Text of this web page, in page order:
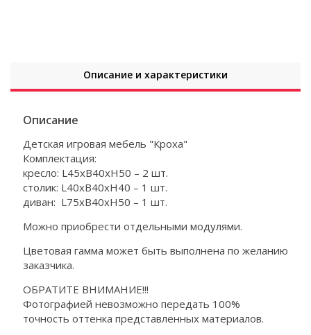
Описание и характеристики
Описание
Детская игровая мебель "Кроха"
Комплектация:
кресло: L45xB40xH50 – 2 шт.
столик: L40xB40xH40 – 1 шт.
диван: L75xB40xH50 – 1 шт.
Можно приобрести отдельными модулями.
Цветовая гамма может быть выполнена по желанию
заказчика.
ОБРАТИТЕ ВНИМАНИЕ!!!
Фотографией невозможно передать 100%
точность оттенка представленных материалов.